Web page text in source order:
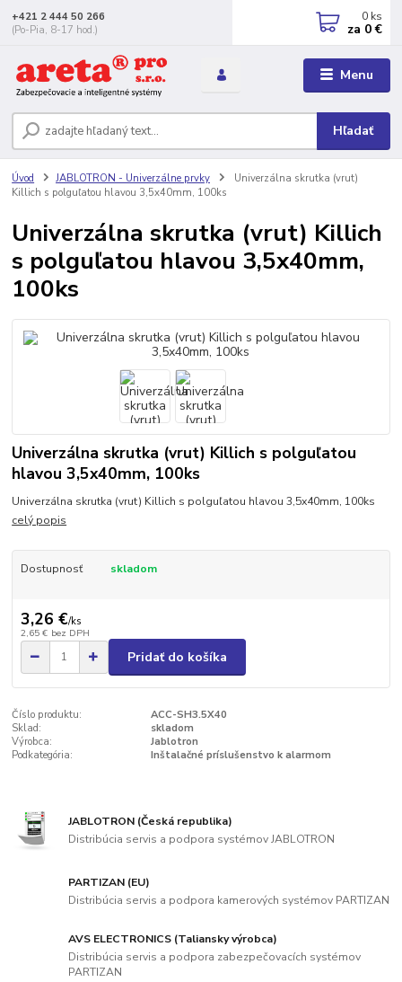
Menu
Hľadať
+421 2 444 50 266
(Po-Pia, 8-17 hod.)
0 ks
za 0 €
Úvod JABLOTRON - Univerzálne prvky
Univerzálna skrutka (vrut)
Killich s polguľatou hlavou 3,5x40mm, 100ks
Univerzálna skrutka (vrut) Killich
s polguľatou hlavou 3,5x40mm,
100ks
Univerzálna skrutka (vrut) Killich s polguľatou
hlavou 3,5x40mm, 100ks
Univerzálna skrutka (vrut) Killich s polguľatou hlavou 3,5x40mm, 100ks
celý popis
Dostupnosť skladom
3,26 €/ks
2,65 € bez DPH
Pridať do košíka
Číslo produktu:
ACC-SH3.5X40
Sklad:
skladom
Výrobca:
Jablotron
Podkategória:
Inštalačné príslušenstvo k alarmom
JABLOTRON (Česká republika)
Distribúcia servis a podpora systémov JABLOTRON
PARTIZAN (EU)
Distribúcia servis a podpora kamerových systémov PARTIZAN
AVS ELECTRONICS (Taliansky výrobca)
Distribúcia servis a podpora zabezpečovacích systémov
PARTIZAN